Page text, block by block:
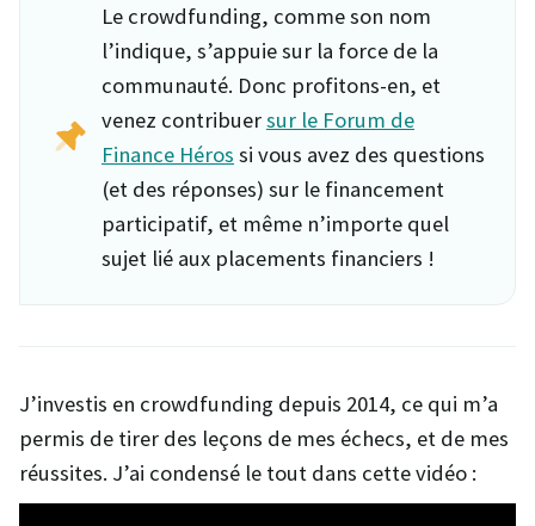
Le crowdfunding, comme son nom
l’indique, s’appuie sur la force de la
communauté. Donc profitons-en, et
venez contribuersur le Forum de
Finance Héros si vous avez des questions
(et des réponses) sur le financement
participatif, et même n’importe quel
sujet lié aux placements financiers !
J’investis en crowdfunding depuis 2014, ce qui m’a
permis de tirer des leçons de mes échecs, et de mes
réussites. J’ai condensé le tout dans cette vidéo :